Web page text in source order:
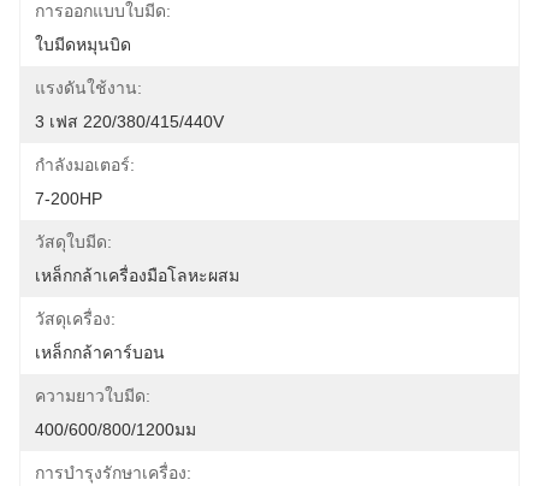
การออกแบบใบมีด:
ใบมีดหมุนบิด
แรงดันใช้งาน:
3 เฟส 220/380/415/440V
กำลังมอเตอร์:
7-200HP
วัสดุใบมีด:
เหล็กกล้าเครื่องมือโลหะผสม
วัสดุเครื่อง:
เหล็กกล้าคาร์บอน
ความยาวใบมีด:
400/600/800/1200มม
การบำรุงรักษาเครื่อง: